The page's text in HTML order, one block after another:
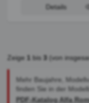
Details
Zeige 1 bis 3 (von
Mehr Baujahre,
finden Sie in der
PDF-Katalog Alfa